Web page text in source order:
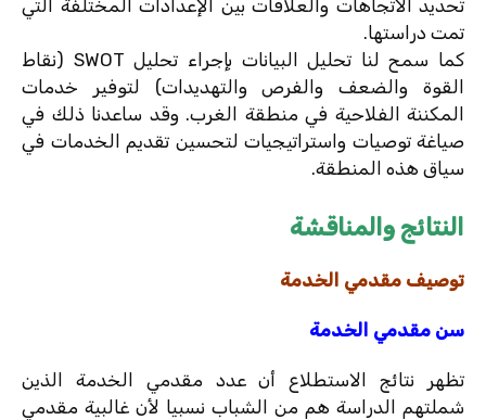
تحديد الاتجاهات والعلاقات بين الإعدادات المختلفة التي
تمت دراستها.
كما سمح لنا تحليل البيانات بإجراء تحليل SWOT (نقاط
القوة والضعف والفرص والتهديدات) لتوفير خدمات
المكننة الفلاحية في منطقة الغرب. وقد ساعدنا ذلك في
صياغة توصيات واستراتيجيات لتحسين تقديم الخدمات في
سياق هذه المنطقة.
النتائج والمناقشة
توصيف مقدمي الخدمة
سن مقدمي الخدمة
تظهر نتائج الاستطلاع أن عدد مقدمي الخدمة الذين
شملتهم الدراسة هم من الشباب نسبيا لأن غالبية مقدمي